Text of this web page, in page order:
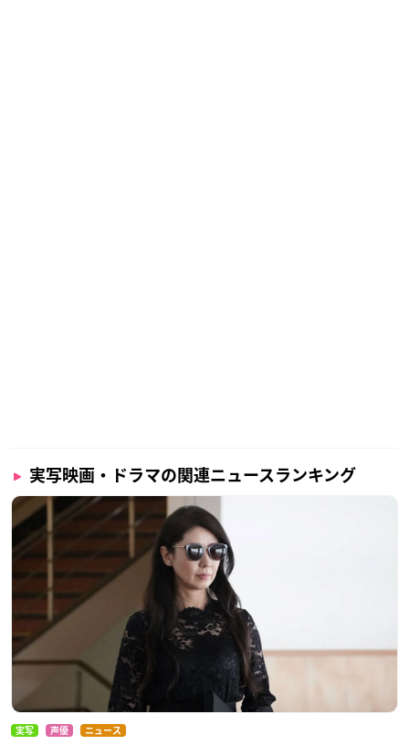
実写映画・ドラマの関連ニュースランキング
実写 声優 ニュース